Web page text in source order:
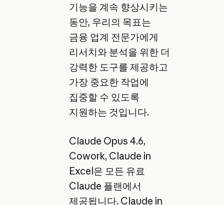
기능을 계속 향상시키는
동안, 우리의 목표는
금융 업계 전문가에게
리서치와 분석을 위한 더
강력한 도구를 제공하고
가장 중요한 작업에
집중할 수 있도록
지원하는 것입니다.
Claude Opus 4.6,
Cowork, Claude in
Excel은 모든 유료
Claude 플랜에서
제공됩니다. Claude in